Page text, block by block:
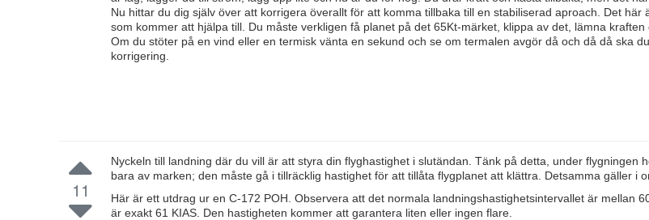
Nu hittar du dig själv över att korrigera överallt för att komma tillbaka till en stabiliserad aproach. Det här
som kommer att hjälpa till. Du måste verkligen få planet på det 65Kt-märket, klippa av det, lämna kraften
Om du stöter på en vind eller en termisk vänta en sekund och se om termalen avgör då och då då ska
korrigering.
11
Nyckeln till landning där du vill är att styra din flyghastighet i slutändan. Tänk på detta, under flygningen
bara av marken; den måste gå i tillräcklig hastighet för att tillåta flygplanet att klättra. Detsamma gäller i
Här är ett utdrag ur en C-172 POH. Observera att det normala landningshastighetsintervallet är mellan
är exakt 61 KIAS. Den hastigheten kommer att garantera liten eller ingen flare.